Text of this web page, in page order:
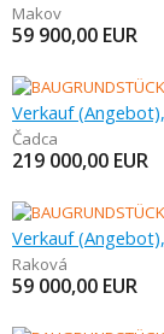
Makov
59 900,00 EUR
Verkauf
Čadca
219 000,00 EUR
Verkauf
Raková
59 000,00 EUR